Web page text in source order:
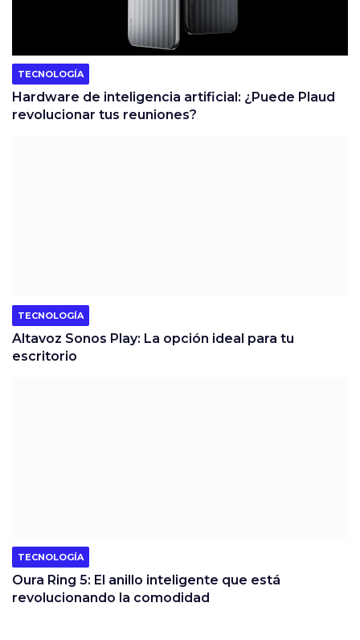
TECNOLOGÍA
Hardware de inteligencia artificial: ¿Puede Plaud
revolucionar tus reuniones?
TECNOLOGÍA
Altavoz Sonos Play: La opción ideal para tu
escritorio
TECNOLOGÍA
Oura Ring 5: El anillo inteligente que está
revolucionando la comodidad